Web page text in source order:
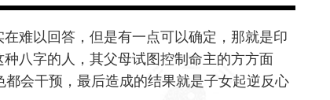
难以回答，但是有一点可以确定，那就是印
八字的人，其父母试图控制命主的方方面
会干预，最后造成的结果就是子女起逆反心